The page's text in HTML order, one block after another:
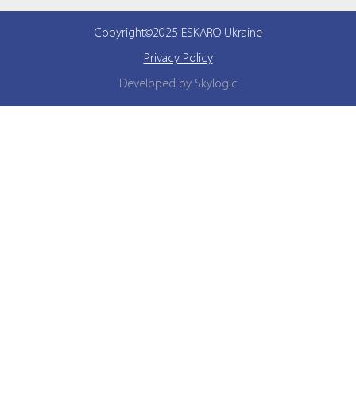
Copyright©2025 ESKARO Ukraine
Privacy Policy
Developed by Skylogic